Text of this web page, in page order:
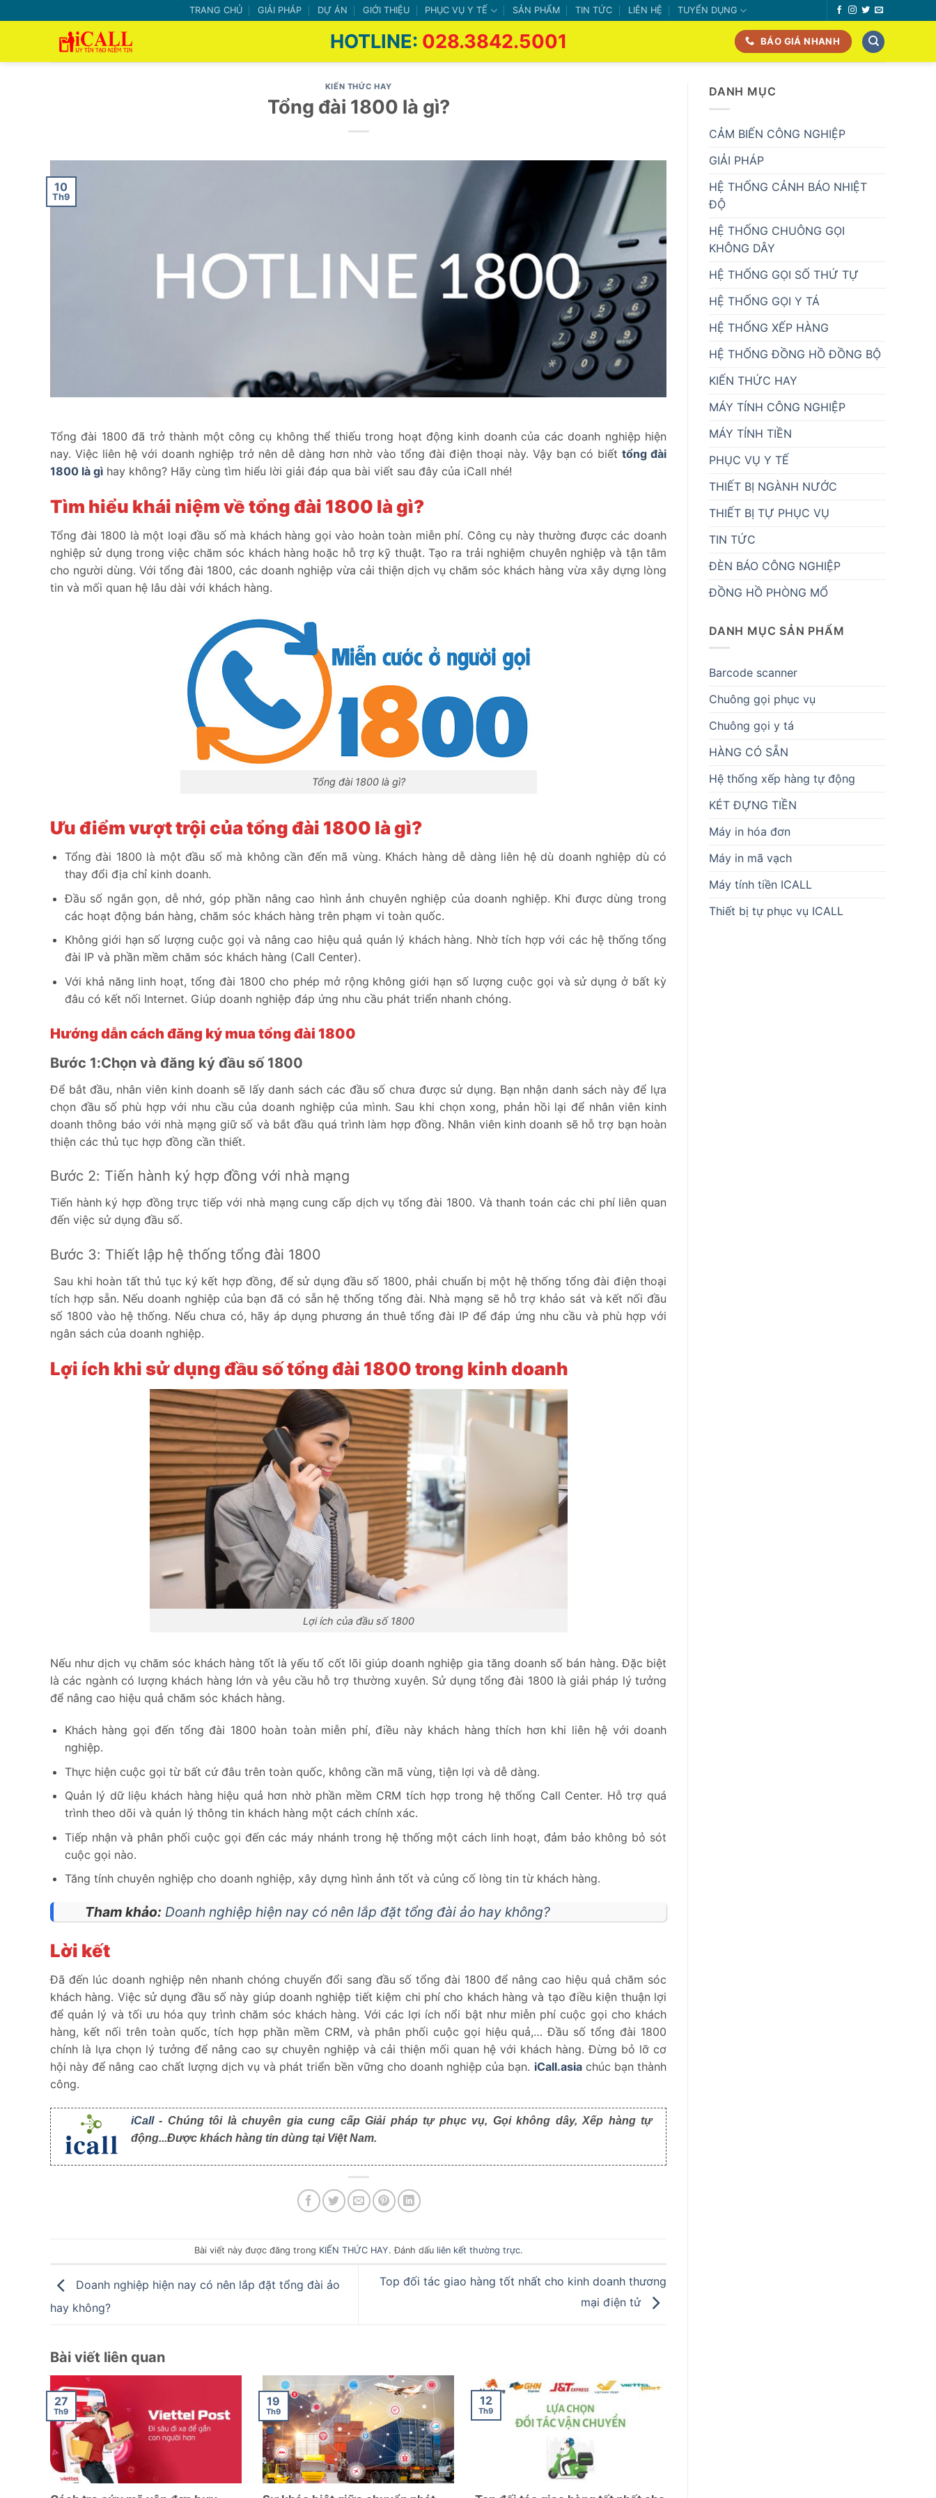
qua
dung
TRANG CHỦ GIẢI PHÁP DỰ ÁN GIỚI THIỆU PHỤC VỤ Y TẾ SẢN PHẨM TIN TỨC LIÊN HỆ TUYỂN DỤNG
HOTLINE: 028.3842.5001 BÁO GIÁ NHANH
KIẾN THỨC HAY
Tổng đài 1800 là gì?
10
Th9
Tổng đài 1800 đã trở thành một công cụ không thể thiếu trong hoạt động kinh doanh của các doanh nghiệp hiện
nay. Việc liên hệ với doanh nghiệp trở nên dễ dàng hơn nhờ vào tổng đài điện thoại này. Vậy bạn có biết tổng đài
1800 là gì hay không? Hãy cùng tìm hiểu lời giải đáp qua bài viết sau đây của iCall nhé!
Tìm hiểu khái niệm về tổng đài 1800 là gì?
Tổng đài 1800 là một loại đầu số mà khách hàng gọi vào hoàn toàn miễn phí. Công cụ này thường được các doanh
nghiệp sử dụng trong việc chăm sóc khách hàng hoặc hỗ trợ kỹ thuật. Tạo ra trải nghiệm chuyên nghiệp và tận tâm
cho người dùng. Với tổng đài 1800, các doanh nghiệp vừa cải thiện dịch vụ chăm sóc khách hàng vừa xây dựng lòng
tin và mối quan hệ lâu dài với khách hàng.
Tổng đài 1800 là gì?
Ưu điểm vượt trội của tổng đài 1800 là gì?
Tổng đài 1800 là một đầu số mà không cần đến mã vùng. Khách hàng dễ dàng liên hệ dù doanh nghiệp dù có
thay đổi địa chỉ kinh doanh.
Đầu số ngắn gọn, dễ nhớ, góp phần nâng cao hình ảnh chuyên nghiệp của doanh nghiệp. Khi được dùng trong
các hoạt động bán hàng, chăm sóc khách hàng trên phạm vi toàn quốc.
Không giới hạn số lượng cuộc gọi và nâng cao hiệu quả quản lý khách hàng. Nhờ tích hợp với các hệ thống tổng
đài IP và phần mềm chăm sóc khách hàng (Call Center).
Với khả năng linh hoạt, tổng đài 1800 cho phép mở rộng không giới hạn số lượng cuộc gọi và sử dụng ở bất kỳ
đâu có kết nối Internet. Giúp doanh nghiệp đáp ứng nhu cầu phát triển nhanh chóng.
Hướng dẫn cách đăng ký mua tổng đài 1800
Bước 1:Chọn và đăng ký đầu số 1800
Để bắt đầu, nhân viên kinh doanh sẽ lấy danh sách các đầu số chưa được sử dụng. Bạn nhận danh sách này để lựa
chọn đầu số phù hợp với nhu cầu của doanh nghiệp của mình. Sau khi chọn xong, phản hồi lại để nhân viên kinh
doanh thông báo với nhà mạng giữ số và bắt đầu quá trình làm hợp đồng. Nhân viên kinh doanh sẽ hỗ trợ bạn hoàn
thiện các thủ tục hợp đồng cần thiết.
Bước 2: Tiến hành ký hợp đồng với nhà mạng
Tiến hành ký hợp đồng trực tiếp với nhà mạng cung cấp dịch vụ tổng đài 1800. Và thanh toán các chi phí liên quan
đến việc sử dụng đầu số.
Bước 3: Thiết lập hệ thống tổng đài 1800
Sau khi hoàn tất thủ tục ký kết hợp đồng, để sử dụng đầu số 1800, phải chuẩn bị một hệ thống tổng đài điện thoại
tích hợp sẵn. Nếu doanh nghiệp của bạn đã có sẵn hệ thống tổng đài. Nhà mạng sẽ hỗ trợ khảo sát và kết nối đầu
số 1800 vào hệ thống. Nếu chưa có, hãy áp dụng phương án thuê tổng đài IP để đáp ứng nhu cầu và phù hợp với
ngân sách của doanh nghiệp.
Lợi ích khi sử dụng đầu số tổng đài 1800 trong kinh doanh
Lợi ích của đầu số 1800
Nếu như dịch vụ chăm sóc khách hàng tốt là yếu tố cốt lõi giúp doanh nghiệp gia tăng doanh số bán hàng. Đặc biệt
là các ngành có lượng khách hàng lớn và yêu cầu hỗ trợ thường xuyên. Sử dụng tổng đài 1800 là giải pháp lý tưởng
để nâng cao hiệu quả chăm sóc khách hàng.
Khách hàng gọi đến tổng đài 1800 hoàn toàn miễn phí, điều này khách hàng thích hơn khi liên hệ với doanh
nghiệp.
Thực hiện cuộc gọi từ bất cứ đâu trên toàn quốc, không cần mã vùng, tiện lợi và dễ dàng.
Quản lý dữ liệu khách hàng hiệu quả hơn nhờ phần mềm CRM tích hợp trong hệ thống Call Center. Hỗ trợ quá
trình theo dõi và quản lý thông tin khách hàng một cách chính xác.
Tiếp nhận và phân phối cuộc gọi đến các máy nhánh trong hệ thống một cách linh hoạt, đảm bảo không bỏ sót
cuộc gọi nào.
Tăng tính chuyên nghiệp cho doanh nghiệp, xây dựng hình ảnh tốt và củng cố lòng tin từ khách hàng.
Tham khảo: Doanh nghiệp hiện nay có nên lắp đặt tổng đài ảo hay không?
Lời kết
Đã đến lúc doanh nghiệp nên nhanh chóng chuyển đổi sang đầu số tổng đài 1800 để nâng cao hiệu quả chăm sóc
khách hàng. Việc sử dụng đầu số này giúp doanh nghiệp tiết kiệm chi phí cho khách hàng và tạo điều kiện thuận lợi
để quản lý và tối ưu hóa quy trình chăm sóc khách hàng. Với các lợi ích nổi bật như miễn phí cuộc gọi cho khách
hàng, kết nối trên toàn quốc, tích hợp phần mềm CRM, và phân phối cuộc gọi hiệu quả,… Đầu số tổng đài 1800
chính là lựa chọn lý tưởng để nâng cao sự chuyên nghiệp và cải thiện mối quan hệ với khách hàng. Đừng bỏ lỡ cơ
hội này để nâng cao chất lượng dịch vụ và phát triển bền vững cho doanh nghiệp của bạn. iCall.asiachúc bạn thành
công.
iCall- Chúng tôi là chuyên gia cung cấp Giải pháp tự phục vụ, Gọi không dây, Xếp hàng tự
động...Được khách hàng tin dùng tại Việt Nam.
Bài viết này được đăng trong KIẾN THỨC HAY. Đánh dấu liên kết thường trực.
Doanh nghiệp hiện nay có nên lắp đặt tổng đài ảo
hay không?
Top đối tác giao hàng tốt nhất cho kinh doanh thương
mại điện tử
Bài viết liên quan
27
Th9
19
Th9
12
Th9
DANH MỤC
CẢM BIẾN CÔNG NGHIỆP
GIẢI PHÁP
HỆ THỐNG CẢNH BÁO NHIỆT
ĐỘ
HỆ THỐNG CHUÔNG GỌI
KHÔNG DÂY
HỆ THỐNG GỌI SỐ THỨ TỰ
HỆ THỐNG GỌI Y TÁ
HỆ THỐNG XẾP HÀNG
HỆ THỐNG ĐỒNG HỒ ĐỒNG BỘ
KIẾN THỨC HAY
MÁY TÍNH CÔNG NGHIỆP
MÁY TÍNH TIỀN
PHỤC VỤ Y TẾ
THIẾT BỊ NGÀNH NƯỚC
THIẾT BỊ TỰ PHỤC VỤ
TIN TỨC
ĐÈN BÁO CÔNG NGHIỆP
ĐỒNG HỒ PHÒNG MỔ
DANH MỤC SẢN PHẨM
Barcode scanner
Chuông gọi phục vụ
Chuông gọi y tá
HÀNG CÓ SẴN
Hệ thống xếp hàng tự động
KÉT ĐỰNG TIỀN
Máy in hóa đơn
Máy in mã vạch
Máy tính tiền ICALL
Thiết bị tự phục vụ ICALL